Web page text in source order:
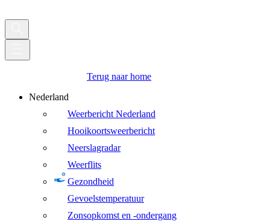
Terug naar home
Nederland
Weerbericht Nederland
Hooikoortsweerbericht
Neerslagradar
Weerflits
Gezondheid
Gevoelstemperatuur
Zonsopkomst en -ondergang